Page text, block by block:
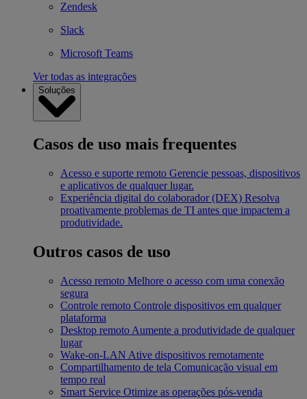
Zendesk
Slack
Microsoft Teams
Ver todas as integrações
Soluções
Casos de uso mais frequentes
Acesso e suporte remoto Gerencie pessoas, dispositivos
e aplicativos de qualquer lugar.
Experiência digital do colaborador (DEX) Resolva
proativamente problemas de TI antes que impactem a
produtividade.
Outros casos de uso
Acesso remoto Melhore o acesso com uma conexão
segura
Controle remoto Controle dispositivos em qualquer
plataforma
Desktop remoto Aumente a produtividade de qualquer
lugar
Wake-on-LAN Ative dispositivos remotamente
Compartilhamento de tela Comunicação visual em
tempo real
Smart Service Otimize as operações pós-venda